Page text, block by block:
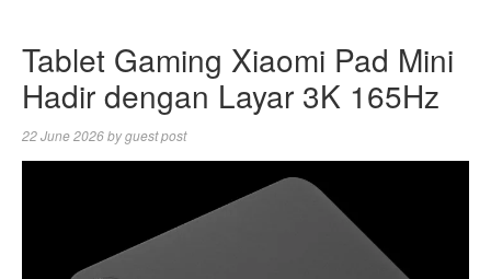
Tablet Gaming Xiaomi Pad Mini
Hadir dengan Layar 3K 165Hz
22 June 2026byguest post